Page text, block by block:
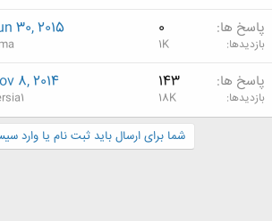
پاسخ ها 0
بازدیدها 1K
30, 2015
پاسخ ها 143
بازدیدها 18K
8, 2014
شما برای ارسال باید ثبت نام یا وارد